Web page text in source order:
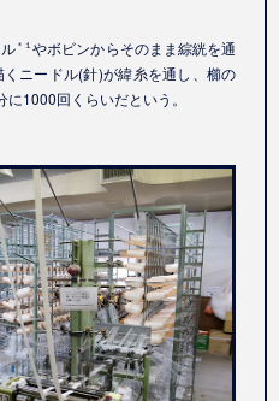
＊１ やボビンからそのまま綜絖を通
くニードル(針)が緯糸を通し、櫛の
に1000回くらいだという。